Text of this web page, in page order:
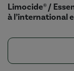
Limocide® /
à l’international